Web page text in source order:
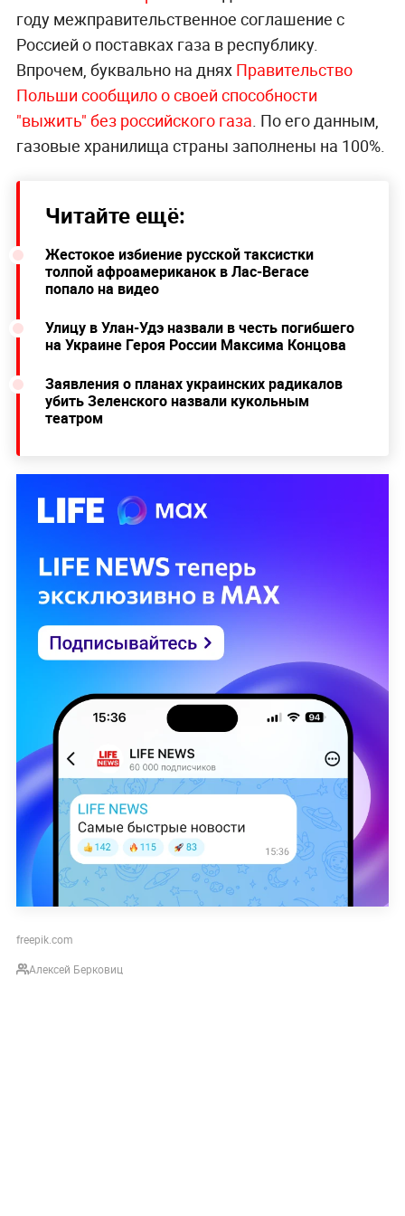
году межправительственное соглашение с
Россией о поставках газа в республику.
Впрочем, буквально на днях Правительство
Польши сообщило о своей способности
"выжить" без российского газа. По его данным,
газовые хранилища страны заполнены на 100%.
Читайте ещё:
Жестокое избиение русской таксистки
толпой афроамериканок в Лас-Вегасе
попало на видео
Улицу в Улан-Удэ назвали в честь погибшего
на Украине Героя России Максима Концова
Заявления о планах украинских радикалов
убить Зеленского назвали кукольным
театром
freepik.com
Алексей Берковиц